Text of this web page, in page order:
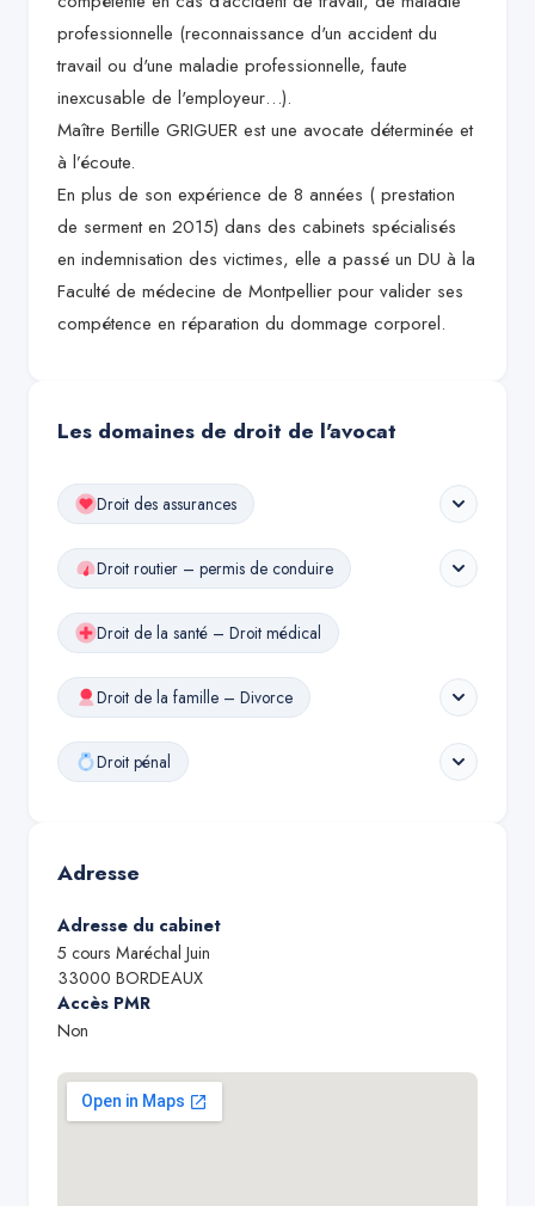
professionnelle (reconnaissance d'un accident du
travail ou d'une maladie professionnelle, faute
inexcusable de l'employeur…).
Maître Bertille GRIGUER est une avocate déterminée et
à l’écoute.
En plus de son expérience de 8 années ( prestation
de serment en 2015) dans des cabinets spécialisés
en indemnisation des victimes, elle a passé un DU à la
Faculté de médecine de Montpellier pour valider ses
compétence en réparation du dommage corporel.
Les domaines de droit de l'avocat
Droit des assurances
Droit routier – permis de conduire
Droit de la santé – Droit médical
Droit de la famille – Divorce
Droit pénal
Adresse
Adresse du cabinet
5 cours Maréchal Juin
33000 BORDEAUX
Accès PMR
Non